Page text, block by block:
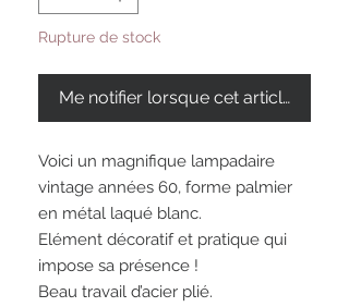
Rupture de stock
Me notifier lorsque cet article est
Voici un magnifique lampadaire
vintage années 60, forme palmier
en métal laqué blanc.
Elément décoratif et pratique qui
impose sa présence !
Beau travail d’acier plié.